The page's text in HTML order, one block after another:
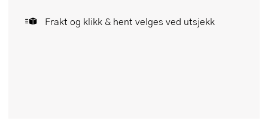
Frakt og klikk & hent velges ved utsjekk